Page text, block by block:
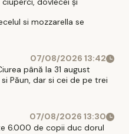
si mozzarella se
07/08/2026 13:42
până la 31 august
Păun, dar si cei de pe trei
07/08/2026 13:30
6.000 de copii duc dorul